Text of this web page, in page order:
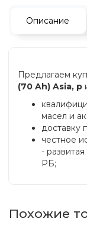
Описание
Предлагаем
(70 Ah) Asia, p
масел и
доставку
честное
-
РБ;
Похожие